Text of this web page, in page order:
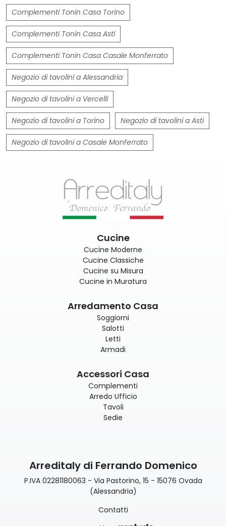
Complementi Tonin Casa Torino
Complementi Tonin Casa Asti
Complementi Tonin Casa Casale Monferrato
Negozio di tavolini a Alessandria
Negozio di tavolini a Vercelli
Negozio di tavolini a Torino Negozio di tavolini a Asti
Negozio di tavolini a Casale Monferrato
Cucine
Cucine Moderne
Cucine Classiche
Cucine su Misura
Cucine in Muratura
Arredamento Casa
Soggiorni
Salotti
Letti
Armadi
Accessori Casa
Complementi
Arredo Ufficio
Tavoli
Sedie
Arreditaly di Ferrando Domenico
P.IVA 02281180063 - Via Pastorino, 15 - 15076 Ovada
(Alessandria)
Contatti